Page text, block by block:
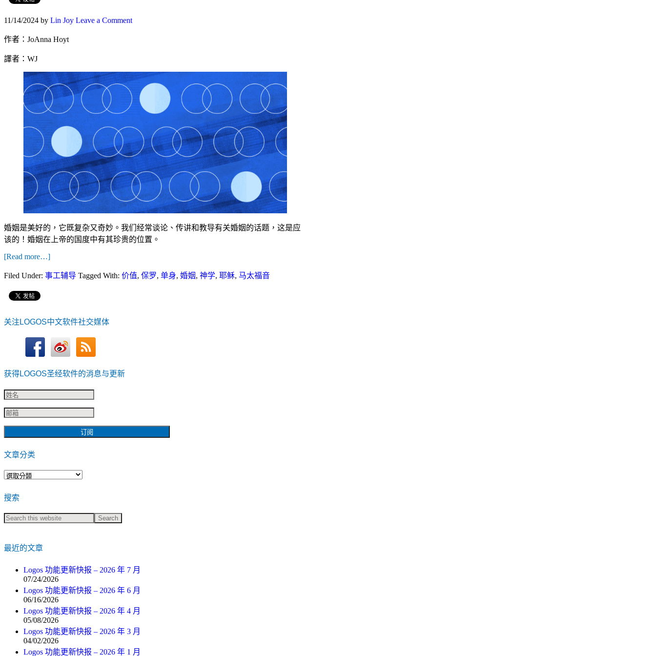
11/14/2024 by Lin Joy Leave a Comment
作者：JoAnna Hoyt
譯者：WJ
婚姻是美好的，它既复杂又奇妙。我们经常谈论、传讲和教导有关婚姻的话题，这是应
该的！婚姻在上帝的国度中有其珍贵的位置。
[Read more…]
Filed Under: 事工辅导 Tagged With: 价值, 保罗, 单身, 婚姻, 神学, 耶稣, 马太福音
关注LOGOS中文软件社交媒体
获得LOGOS圣经软件的消息与更新
文章分类
文
分
类
搜索
最近的文章
Logos 功能更新快报 – 2026 年 7 月
07/24/2026
Logos 功能更新快报 – 2026 年 6 月
06/16/2026
Logos 功能更新快报 – 2026 年 4 月
05/08/2026
Logos 功能更新快报 – 2026 年 3 月
04/02/2026
Logos 功能更新快报 – 2026 年 1 月